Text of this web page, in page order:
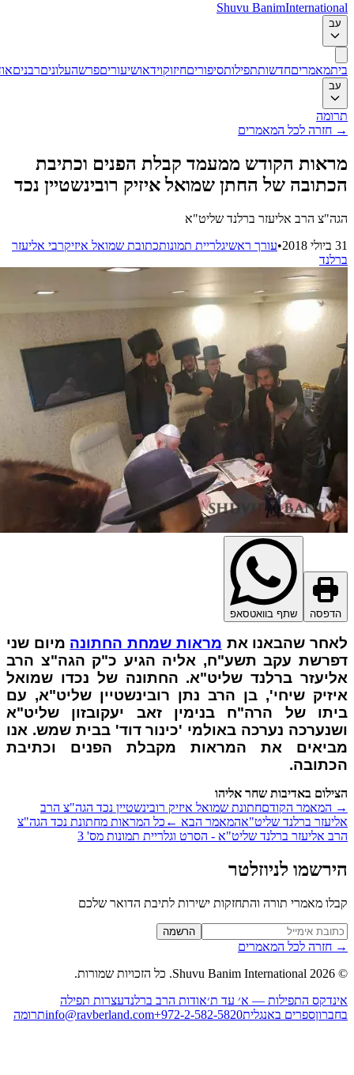
Shuvu Banim
מאמריםחדשותתפילותסיפוריםחיזוקוידאושיעוריםפרשהעלוניםרבניםאודות
חזרה לכל המאמרים
הקודש ממעמד קבלת הפנים וכתיבת
של החתן שמואל איזיק רובינשטיין נכד
הרב אליעזר ברלנד שליט"א
•עורך ראשיגלריית תמונותכתובת שמואל איזיקרבי אליעזר
שתף בוואטסאפ
שהבאנו אתמראות שמחת החתונהמיום שני
עקב תשע"ח, אליה הגיע כ"ק הגה"צ הרב
ברלנד שליט"א. החתונה של נכדו שמואל
שיחי', בן הרב נתן רובינשטיין שליט"א, עם
של הרה"ח בנימין זאב יעקובזון שליט"א
נערכה באולמי 'כינור דוד' בבית שמש. אנו
את המראות מקבלת הפנים וכתיבת
באדיבות שחר אליהו
המאמר הקודםחתונת שמואל איזיק רובינשטיין נכד הגה"צ הרב
ברלנד שליט"אהמאמר הבא ← כל המראות מחתונת נכד הגה"צ
אליעזר ברלנד שליט"א - הסרט וגלריית תמונות מס' 3
לניוזלטר
מאמרי תורה והתחזקות ישירות לתיבת הדואר שלכם
Website (leave הרשמה
חזרה לכל המאמרים
2026
Shuvu Banim International.
כל הזכויות שמורות.
התפילות — א׳ עד ת׳אודות הרב ברלנדעצרות תפילה
ספרים באנגלית info@ravberland.com+972-2-582-5820 תרומה